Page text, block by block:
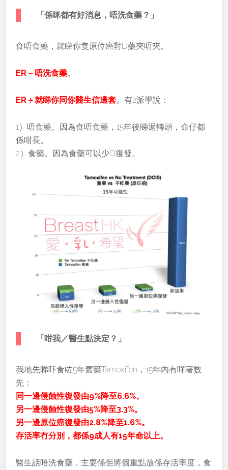
「係咪都有好消息，唔洗食藥？」
食唔食藥，就睇你隻原位癌對D藥夾唔夾。
ER－唔洗食藥。
ER＋就睇你同你醫生信邊套。有2派學說：
1）唔食藥。因為食唔食藥，15年後睇返轉頭，命仔都
係咁長。
2）食藥。因為食藥可以少D復發。
「咁我／醫生點決定？」
我地先睇吓食咗5年舊藥Tamoxifen，15年內有咩著數
先：
同一邊侵蝕性復發由9%降至6.6%。
另一邊侵蝕性復發由5%降至3.3%。
另一邊原位癌復發由2.8%降至1.6%。
存活率冇分別，都係9成人有15年命以上。
醫生話唔洗食藥，主要係佢將個重點放係存活率度，食